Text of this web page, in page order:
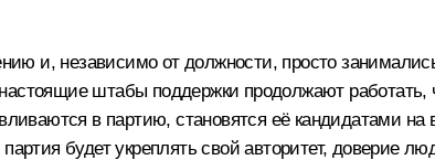
и, независимо от должности, просто
штабы поддержки продолжают работать,
в партию, становятся её кандидатами на
будет укреплять свой авторитет, доверие